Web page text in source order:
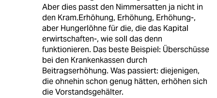
Aber dies passt den Nimmersatten ja nicht in
den Kram.Erhöhung, Erhöhung, Erhöhung-,
aber Hungerlöhne für die, die das Kapital
erwirtschaften-, wie soll das denn
funktionieren. Das beste Beispiel: Überschüsse
bei den Krankenkassen durch
Beitragserhöhung. Was passiert: diejenigen,
die ohnehin schon genug hätten, erhöhen sich
die Vorstandsgehälter.